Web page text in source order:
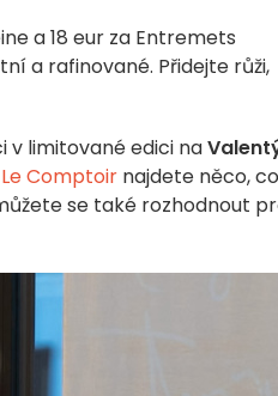
a 18 eur za Entremets
a rafinované. Přidejte růži,
v limitované edici na
Comptoir najdete něco, co
se také rozhodnout